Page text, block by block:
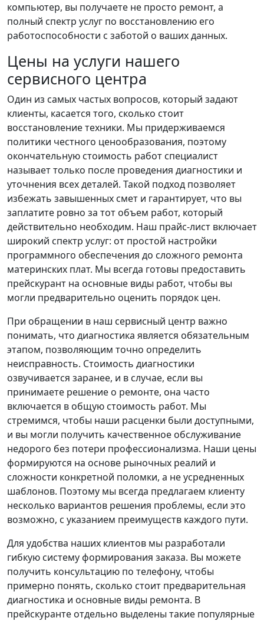
компьютер, вы получаете не просто ремонт, а
полный спектр услуг по восстановлению его
работоспособности с заботой о ваших данных.
Цены на услуги нашего
сервисного центра
Один из самых частых вопросов, который задают
клиенты, касается того, сколько стоит
восстановление техники. Мы придерживаемся
политики честного ценообразования, поэтому
окончательную стоимость работ специалист
называет только после проведения диагностики и
уточнения всех деталей. Такой подход позволяет
избежать завышенных смет и гарантирует, что вы
заплатите ровно за тот объем работ, который
действительно необходим. Наш прайс-лист включает
широкий спектр услуг: от простой настройки
программного обеспечения до сложного ремонта
материнских плат. Мы всегда готовы предоставить
прейскурант на основные виды работ, чтобы вы
могли предварительно оценить порядок цен.
При обращении в наш сервисный центр важно
понимать, что диагностика является обязательным
этапом, позволяющим точно определить
неисправность. Стоимость диагностики
озвучивается заранее, и в случае, если вы
принимаете решение о ремонте, она часто
включается в общую стоимость работ. Мы
стремимся, чтобы наши расценки были доступными,
и вы могли получить качественное обслуживание
недорого без потери профессионализма. Наши цены
формируются на основе рыночных реалий и
сложности конкретной поломки, а не усредненных
шаблонов. Поэтому мы всегда предлагаем клиенту
несколько вариантов решения проблемы, если это
возможно, с указанием преимуществ каждого пути.
Для удобства наших клиентов мы разработали
гибкую систему формирования заказа. Вы можете
получить консультацию по телефону, чтобы
примерно понять, сколько стоит предварительная
диагностика и основные виды ремонта. В
прейскуранте отдельно выделены такие популярные